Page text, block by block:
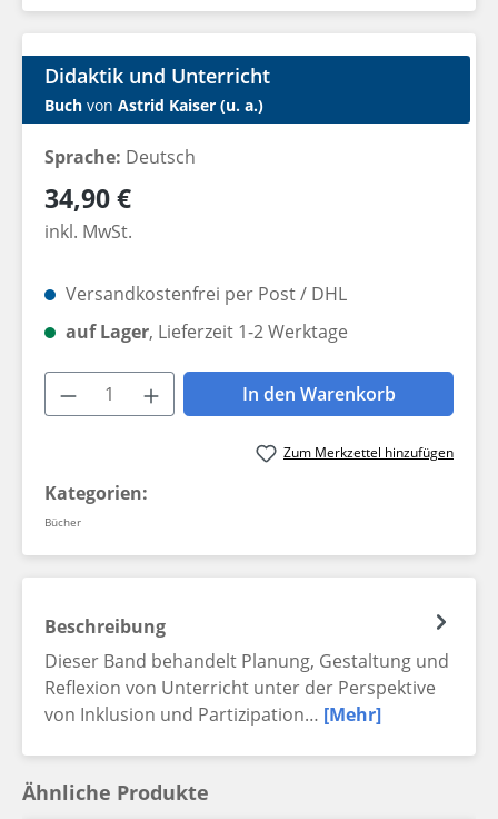
Didaktik und Unterricht
Buch von Astrid Kaiser (u. a.)
Sprache: Deutsch
Regulärer Preis:
34,90 €
inkl. MwSt.
Versandkostenfrei per Post / DHL
auf Lager, Lieferzeit 1-2 Werktage
Produkt Anzahl: Gib den
In den Warenkorb
Zum Merkzettel hinzufügen
Kategorien:
Bücher
Beschreibung
Dieser Band behandelt Planung, Gestaltung und
Reflexion von Unterricht unter der Perspektive
von Inklusion und Partizipation… [Mehr]
Ähnliche Produkte